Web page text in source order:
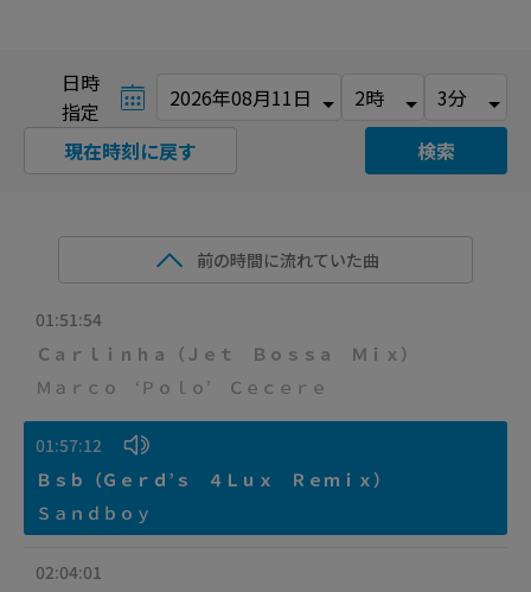
日時
指定
検索
現在時刻に戻す
前の時間に流れていた曲
01:51:54
Ｃａｒｌｉｎｈａ（Ｊｅｔ Ｂｏｓｓａ Ｍｉｘ）
Ｍａｒｃｏ ‘Ｐｏｌｏ’ Ｃｅｃｅｒｅ
01:57:12
Ｂｓｂ（Ｇｅｒｄ’ｓ ４Ｌｕｘ Ｒｅｍｉｘ）
Ｓａｎｄｂｏｙ
02:04:01